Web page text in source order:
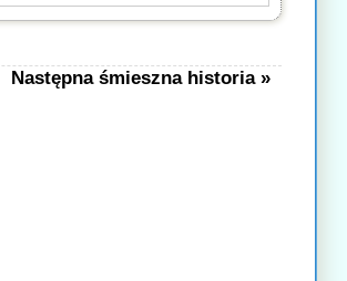
Następna śmieszna historia »